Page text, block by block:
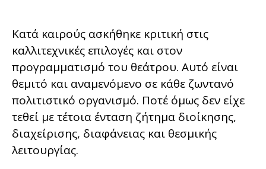
Κατά καιρούς ασκήθηκε κριτική στις
καλλιτεχνικές επιλογές και στον
προγραμματισμό του θεάτρου. Αυτό είναι
θεμιτό και αναμενόμενο σε κάθε ζωντανό
πολιτιστικό οργανισμό. Ποτέ όμως δεν είχε
τεθεί με τέτοια ένταση ζήτημα διοίκησης,
διαχείρισης, διαφάνειας και θεσμικής
λειτουργίας.